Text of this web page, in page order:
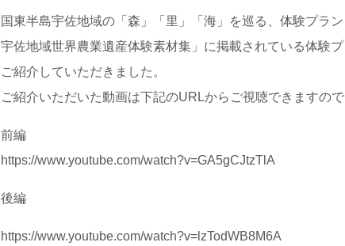
国東半島宇佐地域の「森」「里」「海」を巡る、体験プラ
宇佐地域世界農業遺産体験素材集」に掲載されている体験
ご紹介していただきました。
ご紹介いただいた動画は下記のURLからご視聴できますので
前編
https://www.youtube.com/watch?v=GA5gCJtzTlA
後編
https://www.youtube.com/watch?v=lzTodWB8M6A